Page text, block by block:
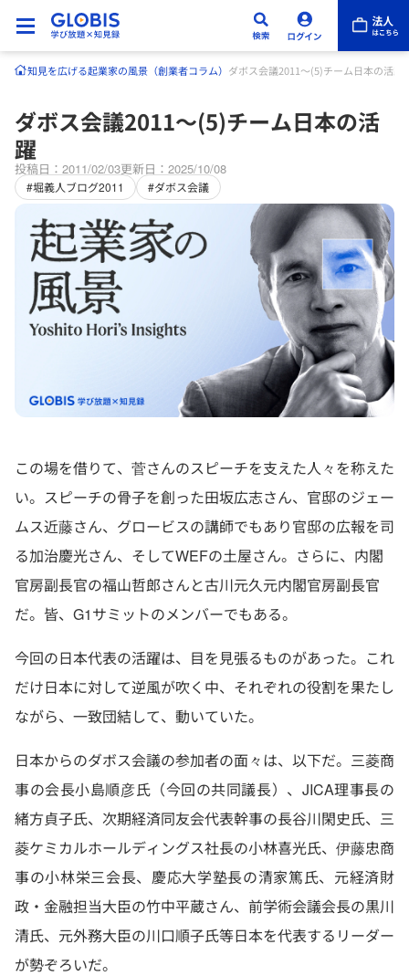
知見を広げる起業家の風景（創業者コラム） ダボス会議2011～(5)チーム日本の活躍
ダボス会議2011～(5)チーム日本の活
躍
投稿日：2011/02/03更新日：2025/10/08
#堀義人ブログ2011 #ダボス会議
この場を借りて、菅さんのスピーチを支えた人々を称えた
い。スピーチの骨子を創った田坂広志さん、官邸のジェー
ムス近藤さん、グロービスの講師でもあり官邸の広報を司
る加治慶光さん、そしてWEFの土屋さん。さらに、内閣
官房副長官の福山哲郎さんと古川元久元内閣官房副長官
だ。皆、G1サミットのメンバーでもある。
今回の日本代表の活躍は、目を見張るものがあった。これ
だけ日本に対して逆風が吹く中、それぞれの役割を果たし
ながら、一致団結して、動いていた。
日本からのダボス会議の参加者の面々は、以下だ。三菱商
事の会長小島順彦氏（今回の共同議長）、JICA理事長の
緒方貞子氏、次期経済同友会代表幹事の長谷川閑史氏、三
菱ケミカルホールディングス社長の小林喜光氏、伊藤忠商
事の小林栄三会長、慶応大学塾長の清家篤氏、元経済財
政・金融担当大臣の竹中平蔵さん、前学術会議会長の黒川
清氏、元外務大臣の川口順子氏等日本を代表するリーダー
が勢ぞろいだ。